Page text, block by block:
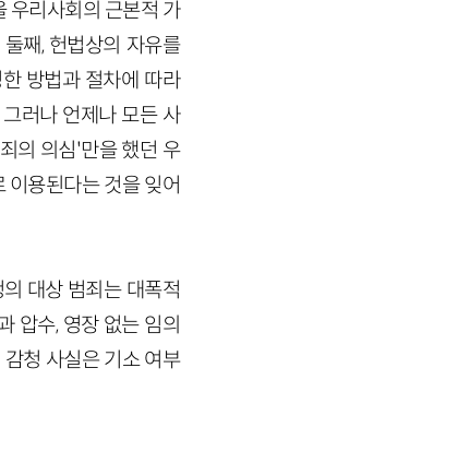
우리사회의 근본적 가
째, 헌법상의 자유를
방법과 절차에 따라
러나 언제나 모든 사
의 의심'만을 했던 우
이용된다는 것을 잊어
대상 범죄는 대폭적
압수, 영장 없는 임의
청 사실은 기소 여부